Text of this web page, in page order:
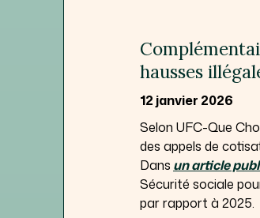
hausses
12 janvier 2026
Selon UFC-Que
des appels de
Dans un article
Sécurité sociale
par rapport à 2025.